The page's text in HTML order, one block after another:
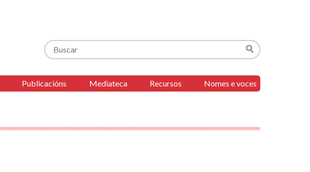
Buscar
Buscar
Publicacións Mediateca Recursos Nomes e voces